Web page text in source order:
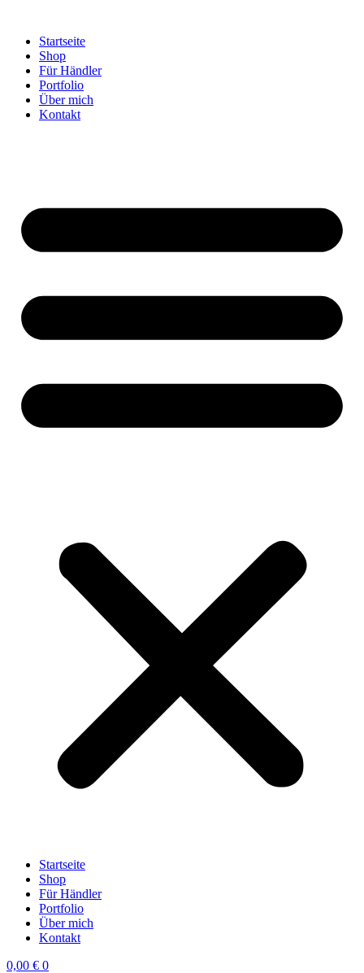
Startseite
Shop
Für Händler
Portfolio
Über mich
Kontakt
Startseite
Shop
Für Händler
Portfolio
Über mich
Kontakt
0,00 € 0